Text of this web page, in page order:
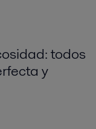
todos
y